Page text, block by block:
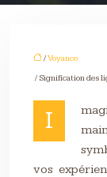
/Voyance
/ Signification des
I
vos